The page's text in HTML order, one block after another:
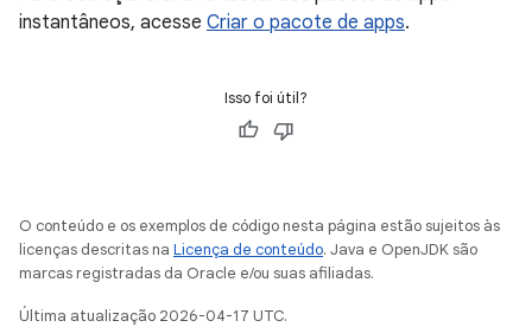
instantâneos, acesse Criar o pacote de apps.
Isso foi útil?
O conteúdo e os exemplos de código nesta página estão sujeitos às
licenças descritas na Licença de conteúdo. Java e OpenJDK são
marcas registradas da Oracle e/ou suas afiliadas.
Última atualização 2026-04-17 UTC.